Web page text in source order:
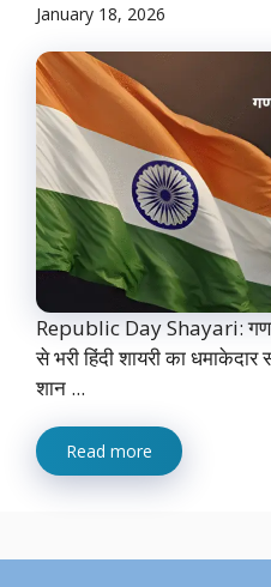
January 18, 2026
Republic Day Shayari:
से भरी हिंदी शायरी का
शान ...
Read more